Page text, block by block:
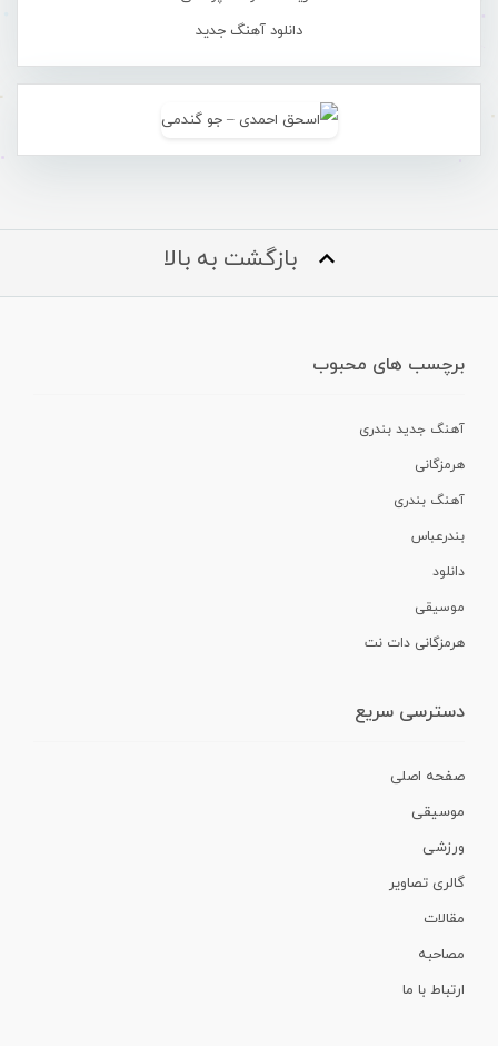
دانلود آهنگ جدید
بازگشت به بالا
برچسب های محبوب
آهنگ جدید بندری
هرمزگانی
آهنگ بندری
بندرعباس
دانلود
موسیقی
هرمزگانی دات نت
دسترسی سریع
صفحه اصلی
موسیقی
ورزشی
گالری تصاویر
مقالات
مصاحبه
ارتباط با ما